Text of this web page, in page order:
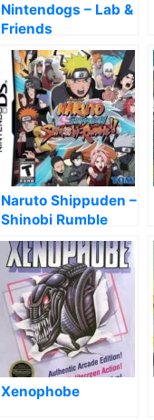
Nintendogs – Lab &
Friends
Naruto Shippuden –
Shinobi Rumble
Xenophobe